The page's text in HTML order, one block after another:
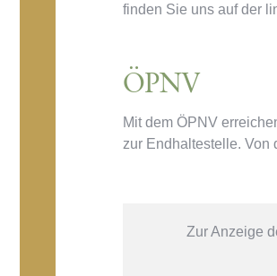
finden Sie uns auf der
ÖPNV
Mit dem ÖPNV
zur Endhaltestelle. Von
Zur Anzeige